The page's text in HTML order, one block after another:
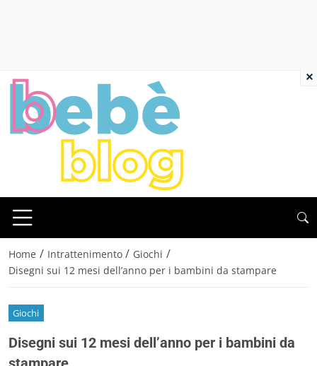
Home / Intrattenimento / Giochi /
Disegni sui 12 mesi dell’anno per i bambini da stampare
Giochi
Disegni sui 12 mesi dell’anno per i bambini da
×